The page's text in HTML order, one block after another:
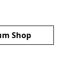
Shop